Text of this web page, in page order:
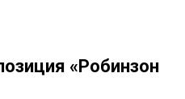
«Робинзон